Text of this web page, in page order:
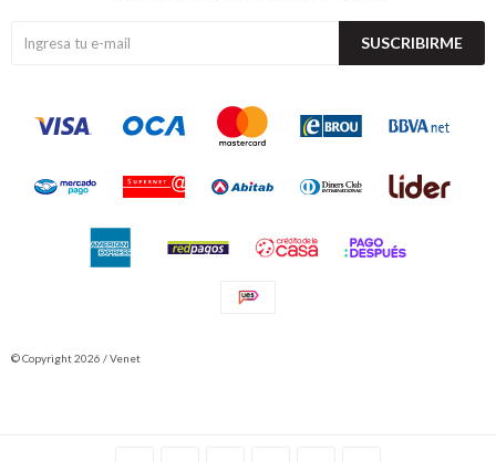
SUSCRIBIRME
© Copyright 2026 / Venet